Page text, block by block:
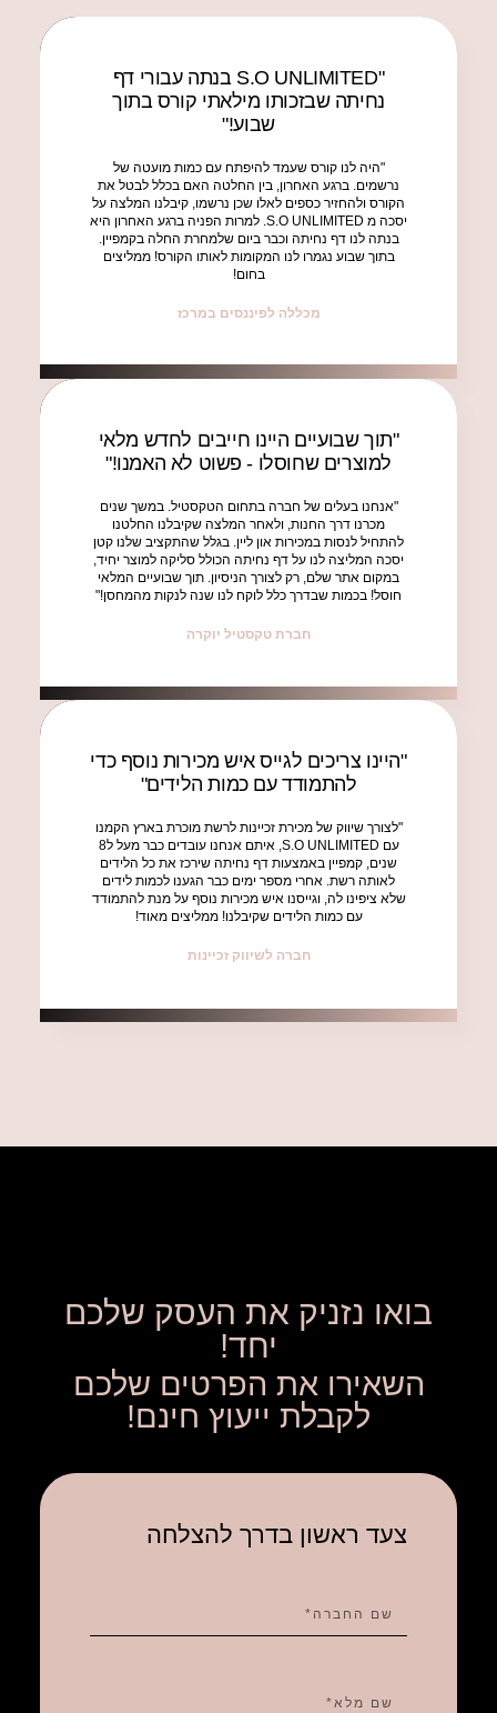
"S.O UNLIMITED בנתה עבורי דף
נחיתה שבזכותו מילאתי קורס בתוך
שבוע!"
"היה לנו קורס שעמד להיפתח עם כמות מועטה של
נרשמים. ברגע האחרון, בין החלטה האם בכלל לבטל את
הקורס ולהחזיר כספים לאלו שכן נרשמו, קיבלנו המלצה על
יסכה מ S.O UNLIMITED. למרות הפניה ברגע האחרון היא
בנתה לנו דף נחיתה וכבר ביום שלמחרת החלה בקמפיין.
בתוך שבוע נגמרו לנו המקומות לאותו הקורס! ממליצים
בחום!
מכללה לפיננסים במרכז
"תוך שבועיים היינו חייבים לחדש מלאי
למוצרים שחוסלו - פשוט לא האמנו!"
"אנחנו בעלים של חברה בתחום הטקסטיל. במשך שנים
מכרנו דרך החנות, ולאחר המלצה שקיבלנו החלטנו
להתחיל לנסות במכירות און ליין. בגלל שהתקציב שלנו קטן
יסכה המליצה לנו על דף נחיתה הכולל סליקה למוצר יחיד,
במקום אתר שלם, רק לצורך הניסיון. תוך שבועיים המלאי
חוסל! בכמות שבדרך כלל לוקח לנו שנה לנקות מהמחסן!"
חברת טקסטיל יוקרה
"היינו צריכים לגייס איש מכירות נוסף כדי
להתמודד עם כמות הלידים"
"לצורך שיווק של מכירת זכיינות לרשת מוכרת בארץ הקמנו
עם S.O UNLIMITED, איתם אנחנו עובדים כבר מעל ל8
שנים, קמפיין באמצעות דף נחיתה שירכז את כל הלידים
לאותה רשת. אחרי מספר ימים כבר הגענו לכמות לידים
שלא ציפינו לה, וגייסנו איש מכירות נוסף על מנת להתמודד
עם כמות הלידים שקיבלנו! ממליצים מאוד!
חברה לשיווק זכיינות
בואו נזניק את העסק שלכם
יחד!
השאירו את הפרטים שלכם
לקבלת ייעוץ חינם!
צעד ראשון בדרך להצלחה